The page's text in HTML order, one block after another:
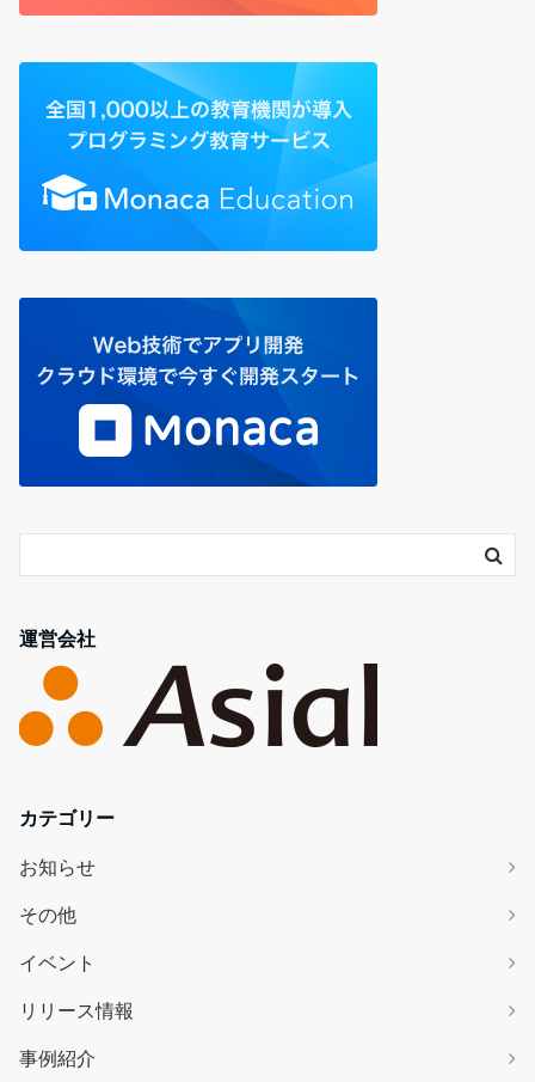
運営会社
カテゴリー
お知らせ
その他
イベント
リリース情報
事例紹介